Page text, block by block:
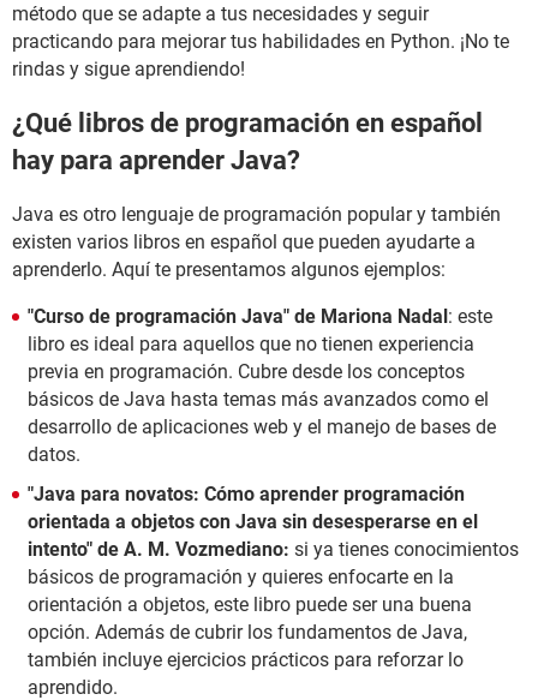
método que se adapte a tus necesidades y seguir
practicando para mejorar tus habilidades en Python. ¡No te
rindas y sigue aprendiendo!
¿Qué libros de programación en español
hay para aprender Java?
Java es otro lenguaje de programación popular y también
existen varios libros en español que pueden ayudarte a
aprenderlo. Aquí te presentamos algunos ejemplos:
"Curso de programación Java" de Mariona Nadal: este
libro es ideal para aquellos que no tienen experiencia
previa en programación. Cubre desde los conceptos
básicos de Java hasta temas más avanzados como el
desarrollo de aplicaciones web y el manejo de bases de
datos.
"Java para novatos: Cómo aprender programación
orientada a objetos con Java sin desesperarse en el
intento" de A. M. Vozmediano: si ya tienes conocimientos
básicos de programación y quieres enfocarte en la
orientación a objetos, este libro puede ser una buena
opción. Además de cubrir los fundamentos de Java,
también incluye ejercicios prácticos para reforzar lo
aprendido.